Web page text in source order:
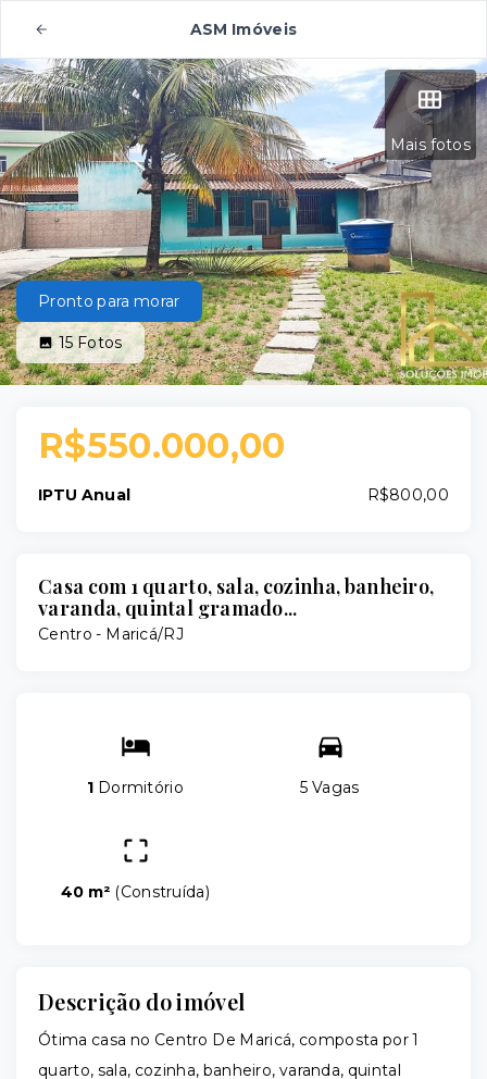
ASM Imóveis
Mais fotos
Pronto para morar
15Fotos
R$550.000,00
IPTU Anual R$800,00
Casa com 1 quarto, sala, cozinha, banheiro,
varanda, quintal gramado...
Centro - Maricá/RJ
1 Dormitório 5 Vagas
40 m² (Construída)
Descrição do imóvel
Ótima casa no Centro De Maricá, composta por 1
quarto, sala, cozinha, banheiro, varanda, quintal